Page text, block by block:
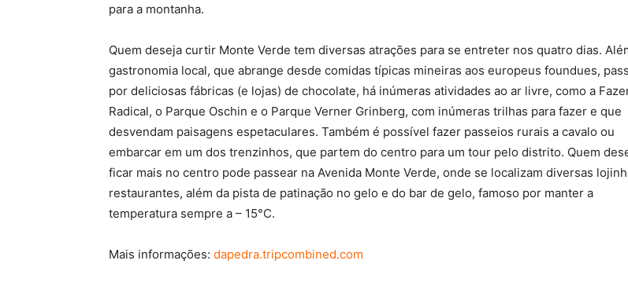
para a montanha.
Quem deseja curtir Monte Verde tem diversas atrações para se entreter nos quatro dias.
gastronomia local, que abrange desde comidas típicas mineiras aos europeus foundues,
por deliciosas fábricas (e lojas) de chocolate, há inúmeras atividades ao ar livre, como a
Radical, o Parque Oschin e o Parque Verner Grinberg, com inúmeras trilhas para fazer e que
desvendam paisagens espetaculares. Também é possível fazer passeios rurais a cavalo ou
embarcar em um dos trenzinhos, que partem do centro para um tour pelo distrito. Quem
ficar mais no centro pode passear na Avenida Monte Verde, onde se localizam diversas
restaurantes, além da pista de patinação no gelo e do bar de gelo, famoso por manter a
temperatura sempre a – 15°C.
Mais informações: dapedra.tripcombined.com